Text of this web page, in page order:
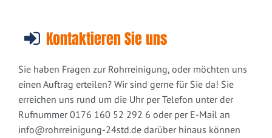
Kontaktieren Sie uns
Sie haben Fragen zur Rohrreinigung, oder möchten uns
einen Auftrag erteilen? Wir sind gerne für Sie da! Sie
erreichen uns rund um die Uhr per Telefon unter der
Rufnummer 0176 160 52 292 6 oder per E-Mail an
info@rohrreinigung-24std.de darüber hinaus können